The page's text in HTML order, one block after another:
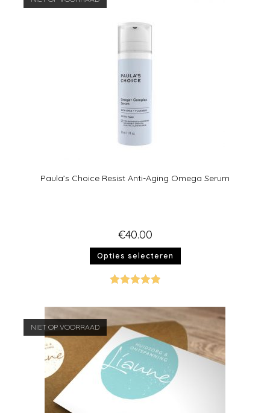
Paula’s Choice Resist Anti-Aging Omega Serum
€40.00
Opties selecteren
d5.00uit 5
NIET OP VOORRAAD